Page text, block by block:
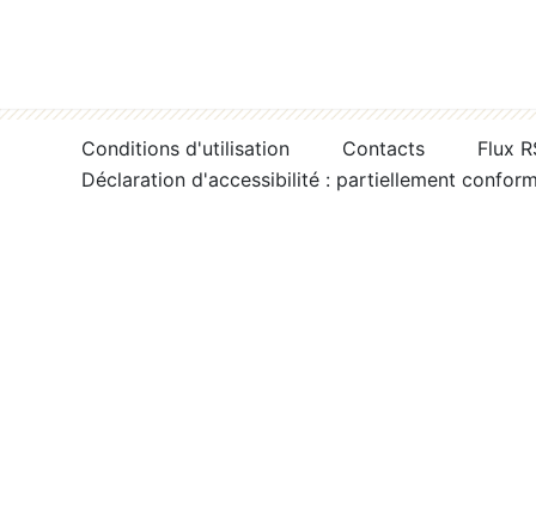
Conditions d'utilisation Contacts
Flux
Déclaration d'accessibilité : partiellement